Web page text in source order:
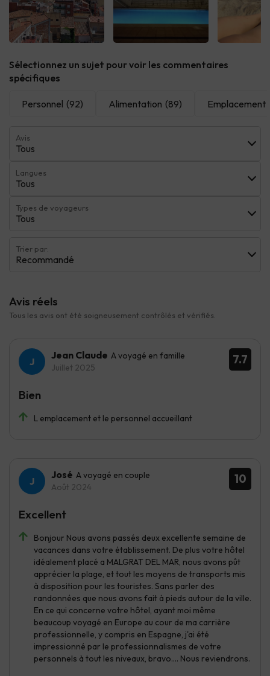
Sélectionnez un sujet pour voir les commentaires
spécifiques
Personnel (92) Alimentation (89) Emplacement
Avis
Tous
Langues
Tous
Types de voyageurs
Tous
Trier par:
Recommandé
Avis réels
Tous les avis ont été soigneusement contrôlés et vérifiés.
7.7
Jean Claude A voyagé en famille
Juillet 2025
L emplacement et le personnel accueillant
Bien
10
José A voyagé en couple
Août 2024
Bonjour Nous avons passés deux excellente semaine de
vacances dans votre établissement. De plus votre hôtel
idéalement placé a MALGRAT DEL MAR, nous avons pût
apprécier la plage, et tout les moyens de transports mis
à disposition pour les touristes. Sans parler des
randonnées que nous avons fait à pieds autour de la ville.
En ce qui concerne votre hôtel, ayant moi même
beaucoup voyagé en Europe au cour de ma carrière
professionnelle, y compris en Espagne, j'ai été
impressionné par le professionnalismes de votre
personnels à tout les niveaux, bravo.... Nous reviendrons.
Excellent